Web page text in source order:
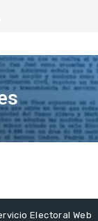
Electoral Web